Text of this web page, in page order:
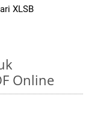
XLSB
Online